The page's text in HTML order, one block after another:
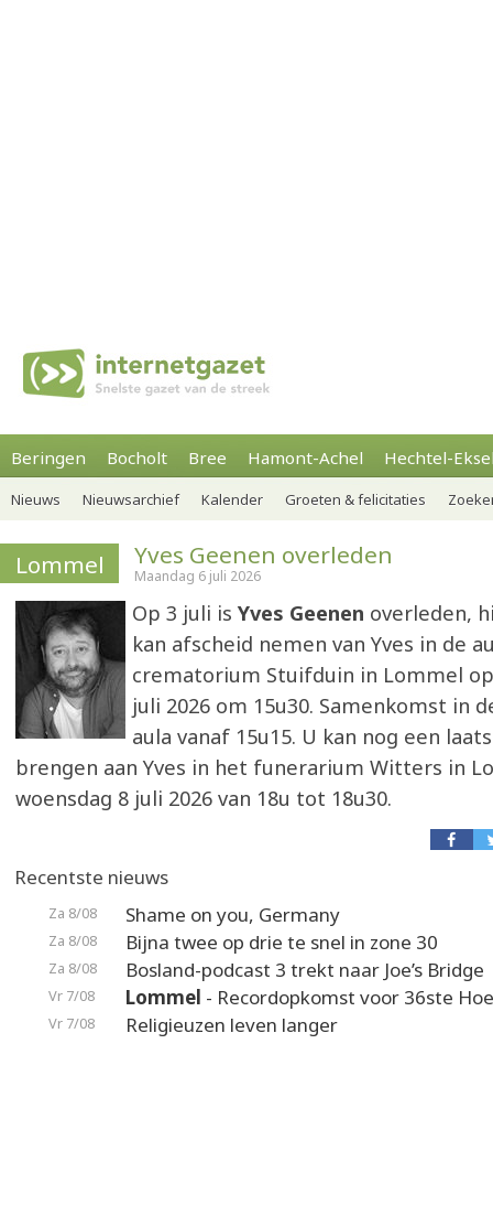
Beringen Bocholt Bree Hamont-Achel Hechtel-
Nieuws Nieuwsarchief Kalender Groeten & felicitaties
Lommel Yves Geenen overleden
Maandag 6 juli 2026
Op 3 juli is Yves Geenen overleden,
kan afscheid nemen van Yves in de
crematorium Stuifduin in Lommel
juli 2026 om 15u30. Samenkomst in
aula vanaf 15u15. U kan nog een
brengen aan Yves in het funerarium Witters in
woensdag 8 juli 2026 van 18u tot 18u30.
Recentste nieuws
Za 8/08 Shame on you, Germany
Za 8/08 Bijna twee op drie te snel in zone 30
Za 8/08 Bosland-podcast 3 trekt naar Joe’s Bridge
Vr 7/08 Lommel - Recordopkomst voor 36ste
Vr 7/08 Religieuzen leven langer